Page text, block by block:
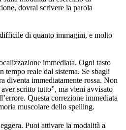
dovrai scrivere la parola
di quanto immagini, e molto
immediata. Ogni tasto
tempo reale dal sistema. Se sbagli
diventa immediatamente rossa. Non
scritto tutto”, ma vieni avvisato
Questa correzione immediata
muscolare dello spelling.
Puoi attivare la modalità a